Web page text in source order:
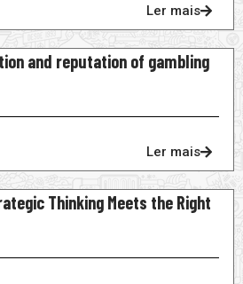
Ler mais
and reputation of gambling
Ler mais
Thinking Meets the Right